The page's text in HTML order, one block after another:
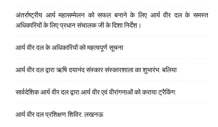
अंतर्राष्ट्रीय आर्य महासम्मेलन को सफल बनाने के लिए आर्य वीर दल के समस्त
अधिकारियों के लिए प्रधान संचालक जी के दिशा निर्देश।
आर्य वीर दल के अधिकारियों को महत्वपूर्ण सूचना
आर्य वीर दल द्वारा ऋषि दयानंद संस्कार संस्कारशाला का शुभारंभ: बलिया
सार्वदेशिक आर्य वीर दल द्वारा आर्य वीर एवं वीरांगनाओं को कराया ट्रैकिंग:
आर्य वीर दल प्रशिक्षण शिविर: लखनऊ